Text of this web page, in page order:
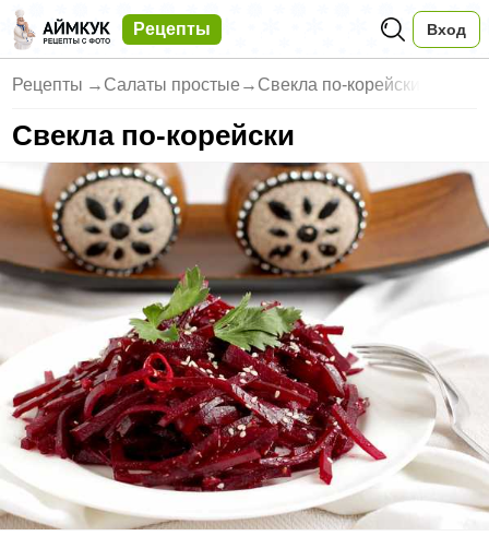
Рецепты Вход
Рецепты → Салаты простые → Свекла по-корейски
Свекла по-корейски